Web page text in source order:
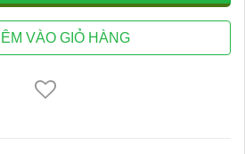
VÀO GIỎ HÀNG